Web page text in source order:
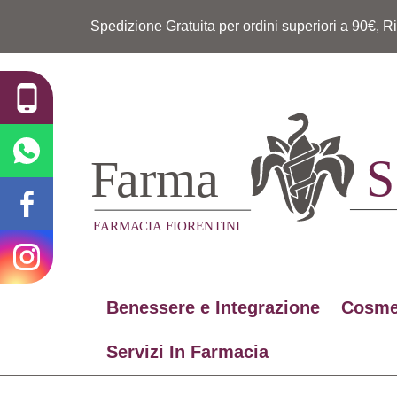
Spedizione Gratuita per ordini superiori a 90€,
Benessere e Integrazione
Servizi In Farmacia